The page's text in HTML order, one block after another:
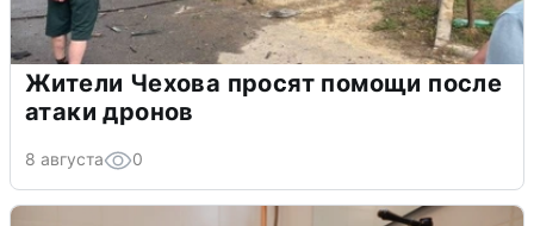
Жители Чехова просят помощи после
атаки дронов
8 августа 0